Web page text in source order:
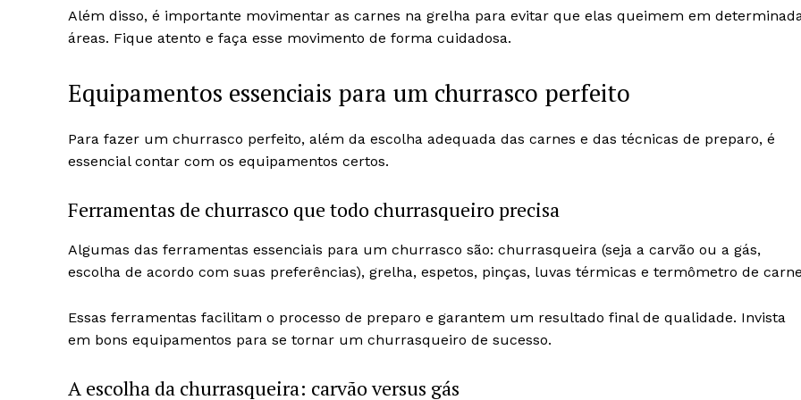
Além disso, é importante movimentar as carnes na grelha para evitar que elas queimem em
áreas. Fique atento e faça esse movimento de forma cuidadosa.
Equipamentos essenciais para um churrasco perfeito
Para fazer um churrasco perfeito, além da escolha adequada das carnes e das técnicas de preparo, é
essencial contar com os equipamentos certos.
Ferramentas de churrasco que todo churrasqueiro precisa
Algumas das ferramentas essenciais para um churrasco são: churrasqueira (seja a carvão ou a gás,
escolha de acordo com suas preferências), grelha, espetos, pinças, luvas térmicas e termômetro de
Essas ferramentas facilitam o processo de preparo e garantem um resultado final de qualidade. Invista
em bons equipamentos para se tornar um churrasqueiro de sucesso.
A escolha da churrasqueira: carvão versus gás